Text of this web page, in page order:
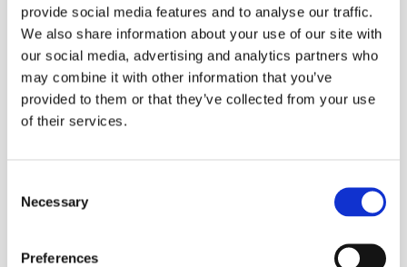
provide social media features and to analyse our traffic.
We also share information about your use of our site with
our social media, advertising and analytics partners who
may combine it with other information that you’ve
provided to them or that they’ve collected from your use
of their services.
Selection
Necessary
Preferences
ECOMMERCE
online di arredamento?